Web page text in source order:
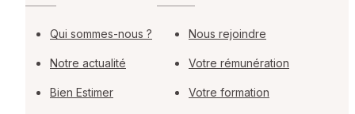
Qui sommes-nous ?
Notre actualité
Bien Estimer
Nous rejoindre
Votre rémunération
Votre formation